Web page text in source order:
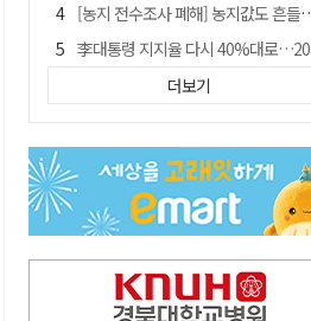
[농지 전수조사 폐해] 농지값도 흔들리나…"도지 막히면 헐값 매물 나올 수도"
李대통령 지지율 다시 40%대로…20대는 18.8%p 급락
유승민 "尹 졸업한 서울대 법대·충암고도 없애야"…李 육사 통합 직격
지역활성화 펀드 9호…포항 AI 데이터센터에 6천억 투입
국민 51.9% "李 대통령 재판 재개 필요하다"
'솔리다임 IPO 추진설' SK하이닉스, 주가 9% 급락
더보기